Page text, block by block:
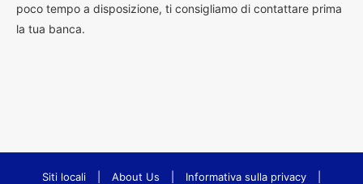
poco tempo a disposizione, ti consigliamo di contattare prima
la tua banca.
Siti locali About Us Informativa sulla privacy